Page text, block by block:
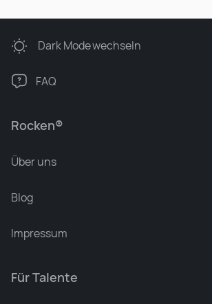
Rocken®
Über uns
Blog
Impressum
Für Talente
Dark Modewechseln
FAQ